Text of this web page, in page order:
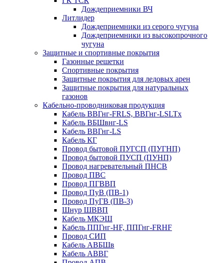
Дождеприемники ВЧ
Литлидер
Дождеприемники из серого чугуна
Дождеприемники из высокопрочного
чугуна
Защитные и спортивные покрытия
Газонные решетки
Спортивные покрытия
Защитные покрытия для ледовых арен
Защитные покрытия для натуральных
газонов
Кабельно-проводниковая продукция
Кабель ВВГнг-FRLS, ВВГнг-LSLTx
Кабель ВБШвнг-LS
Кабель ВВГнг-LS
Кабель КГ
Провод бытовой ПУГСП (ПУГНП)
Провод бытовой ПУСП (ПУНП)
Провод нагревательный ПНСВ
Провод ПВС
Провод ПГВВП
Провод ПуВ (ПВ-1)
Провод ПуГВ (ПВ-3)
Шнур ШВВП
Кабель МКЭШ
Кабель ППГнг-HF, ППГнг-FRHF
Провод СИП
Кабель АВБШв
Кабель АВВГ